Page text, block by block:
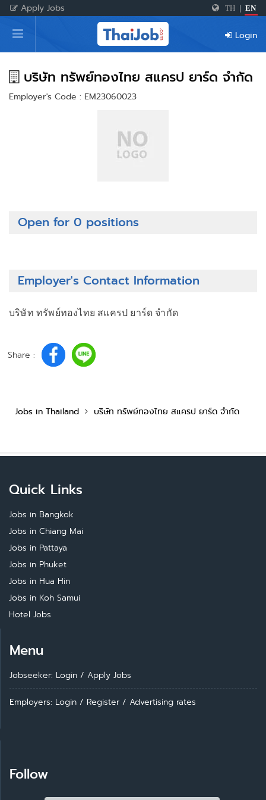
Apply Jobs TH EN
Home
Login
Register
Login
บริษัท ทรัพย์ทองไทย สแครป ยาร์ด จำกัด
Employer's Code : EM23060023
Open for 0 positions
Employer's Contact Information
บริษัท ทรัพย์ทองไทย สแครป ยาร์ด จำกัด
Share :
Jobs in Thailand บริษัท ทรัพย์ทองไทย สแครป ยาร์ด จำกัด
Quick Links
Jobs in Bangkok
Jobs in Chiang Mai
Jobs in Pattaya
Jobs in Phuket
Jobs in Hua Hin
Jobs in Koh Samui
Hotel Jobs
Menu
Jobseeker: Login / Apply Jobs
Employers: Login / Register / Advertising rates
Follow